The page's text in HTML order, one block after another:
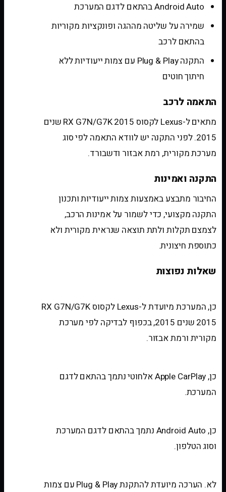
Android Auto בהתאם לדגם המערכת
שמירה על שליטה מההגה ופונקציות מקוריות
בהתאם לרכב
התקנה Plug & Play עם צמות ייעודיות ללא
חיתוך חוטים
התאמה לרכב
מתאים ל-Lexus לקסוס RX G7N/G7K 2015 שנים
2015. לפני התקנה יש לוודא התאמה לפי סוג
מערכת מקורית, רמת אבזור ודשבורד.
התקנה ואמינות
החיבור מתבצע באמצעות צמות ייעודיות ותכנון
התקנה מקצועי, כדי לשמור על אמינות הרכב,
לצמצם תקלות ולתת תוצאה שנראית מקורית ולא
כתוספת חיצונית.
שאלות נפוצות
כן, המערכת מיועדת ל-Lexus לקסוס RX G7N/G7K
2015 שנים 2015, בכפוף לבדיקה לפי מערכת
מקורית ורמת אבזור.
כן, Apple CarPlay אלחוטי נתמך בהתאם לדגם
המערכת.
כן, Android Auto נתמך בהתאם לדגם המערכת
וסוג הטלפון.
לא. הערכה מיועדת להתקנת Plug & Play עם צמות